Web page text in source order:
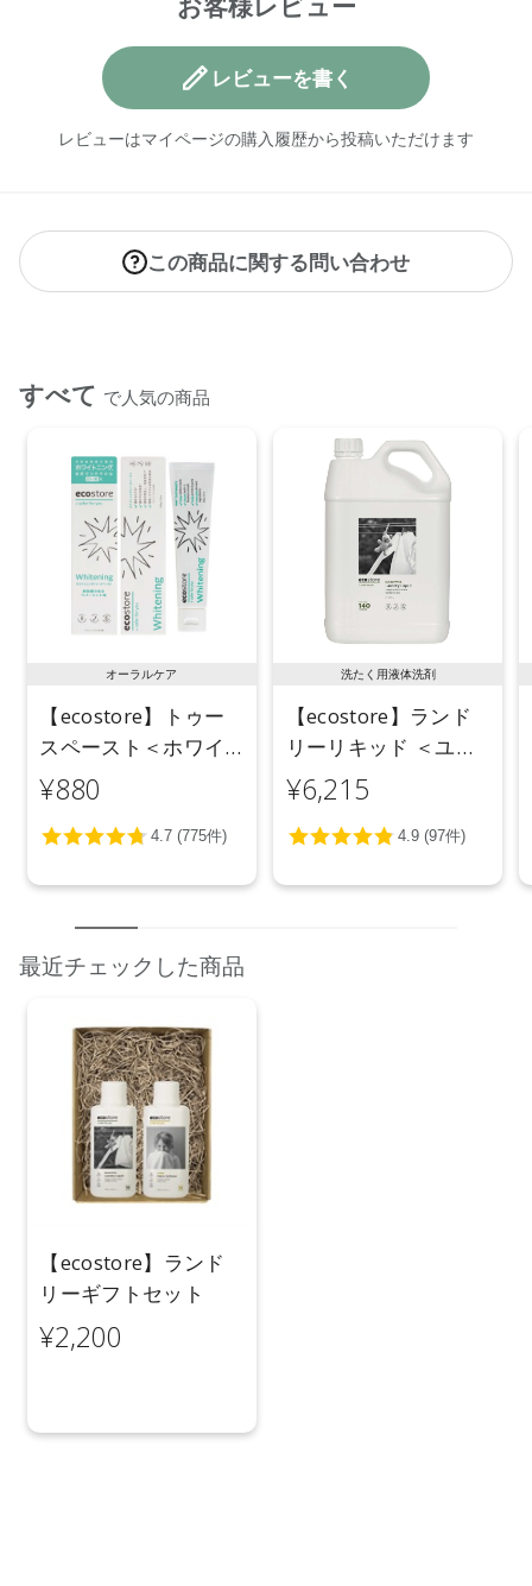
ニュージーランド
【メーカー品番】
4573623431996
CosmeKitchen 取り扱いなし
Biople 取り扱いなし
ください。
※通常はご注文より１～３営業日での発送となります。
商品によっては、お届けまで１～２週間かかる場合がござい
ますので予めご了承ください。
●パッケージはリニューアル等の理由により、写真と異なる場
合がございます。
●パッケージのリニューアル等の理由により、成分・処方が記
載と異なる場合がございます。
●予告なくパッケージ仕様が変更になる場合がございます。
レビューを書く
レビューはマイページの購入履歴から投稿いただけます
この商品に関する問い合わせ
すべて で人気の商品
オーラルケア
【ecostore】トゥー
スペースト＜ホワイ
トニング＞ 100g
¥880
洗たく用液体洗剤
【ecostore】ランド
リーリキッド ＜ユー
カリ＞ 5L
¥6,215
最近チェックした商品
【ecostore】ランド
リーギフトセット
¥2,200